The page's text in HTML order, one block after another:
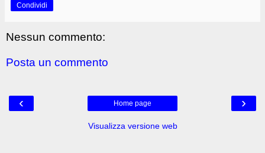
Condividi
Nessun commento:
Posta un commento
‹ ›
Home page
Visualizza versione web